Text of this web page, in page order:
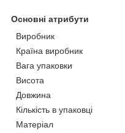
Основні атрибути
Виробник
Країна виробник
Вага упаковки
Висота
Довжина
Кількість в упаковці
Матеріал